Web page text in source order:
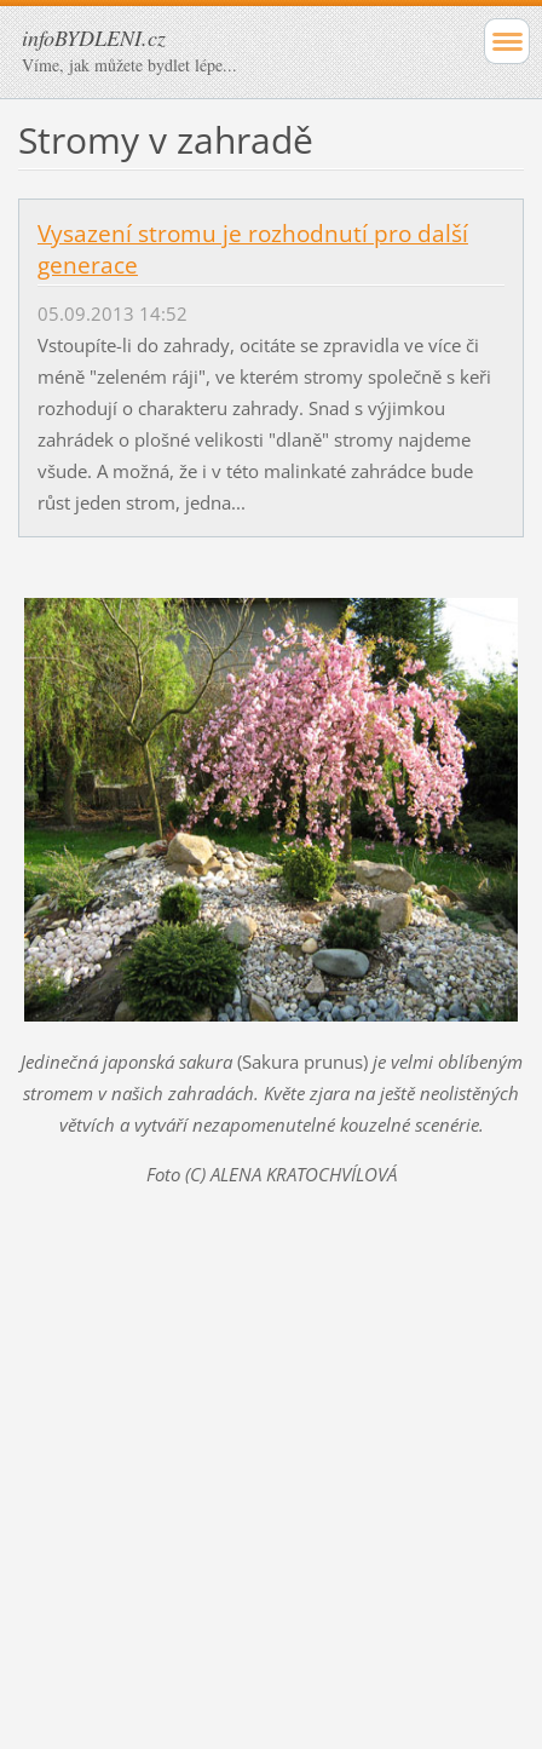
infoBYDLENI.cz
Víme, jak můžete bydlet lépe...
Stromy v zahradě
Vysazení stromu je rozhodnutí pro další
generace
05.09.2013 14:52
Vstoupíte-li do zahrady, ocitáte se zpravidla ve více či
méně "zeleném ráji", ve kterém stromy společně s keři
rozhodují o charakteru zahrady. Snad s výjimkou
zahrádek o plošné velikosti "dlaně" stromy najdeme
všude. A možná, že i v této malinkaté zahrádce bude
růst jeden strom, jedna...
Jedinečná japonská sakura (Sakura prunus)je velmi oblíbeným
stromem v našich zahradách. Květe zjara na ještě neolistěných
větvích a vytváří nezapomenutelné kouzelné scenérie.
Foto (C) ALENA KRATOCHVÍLOVÁ